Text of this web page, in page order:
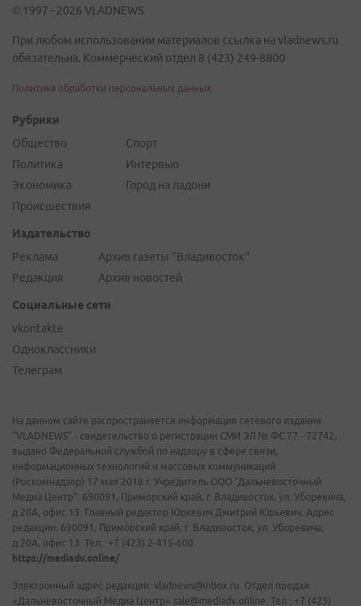
© 1997 - 2026 VLADNEWS
При любом использовании материалов ссылка на vladnews.ru
обязательна. Коммерческий отдел 8 (423) 249-8800
Политика обработки персональных данных
Рубрики
Общество
Политика
Экономика
Происшествия
Спорт
Интервью
Город на ладони
Издательство
Реклама
Редакция
Архив газеты "Владивосток"
Архив новостей
Социальные сети
vkontakte
Одноклассники
Телеграм
На данном сайте распространяется информация сетевого издания
"VLADNEWS" - свидетельство о регистрации СМИ ЭЛ № ФС 77 - 72742,
выдано Федеральной службой по надзору в сфере связи,
информационных технологий и массовых коммуникаций
(Роскомнадзор) 17 мая 2018 г. Учредитель ООО "Дальневосточный
Медиа Центр". 690091, Приморский край, г. Владивосток, ул. Уборевича,
д.20А, офис 13. Главный редактор Юркевич Дмитрий Юрьевич. Адрес
редакции: 690091, Приморский край, г. Владивосток, ул. Уборевича,
д.20А, офис 13. Тел.: +7 (423) 2-415-600.
https://mediadv.online/
Электронный адрес редакции: vladnews@inbox.ru. Отдел продаж
«Дальневосточный Медиа Центр» sale@mediadv.online. Тел.: +7 (423)